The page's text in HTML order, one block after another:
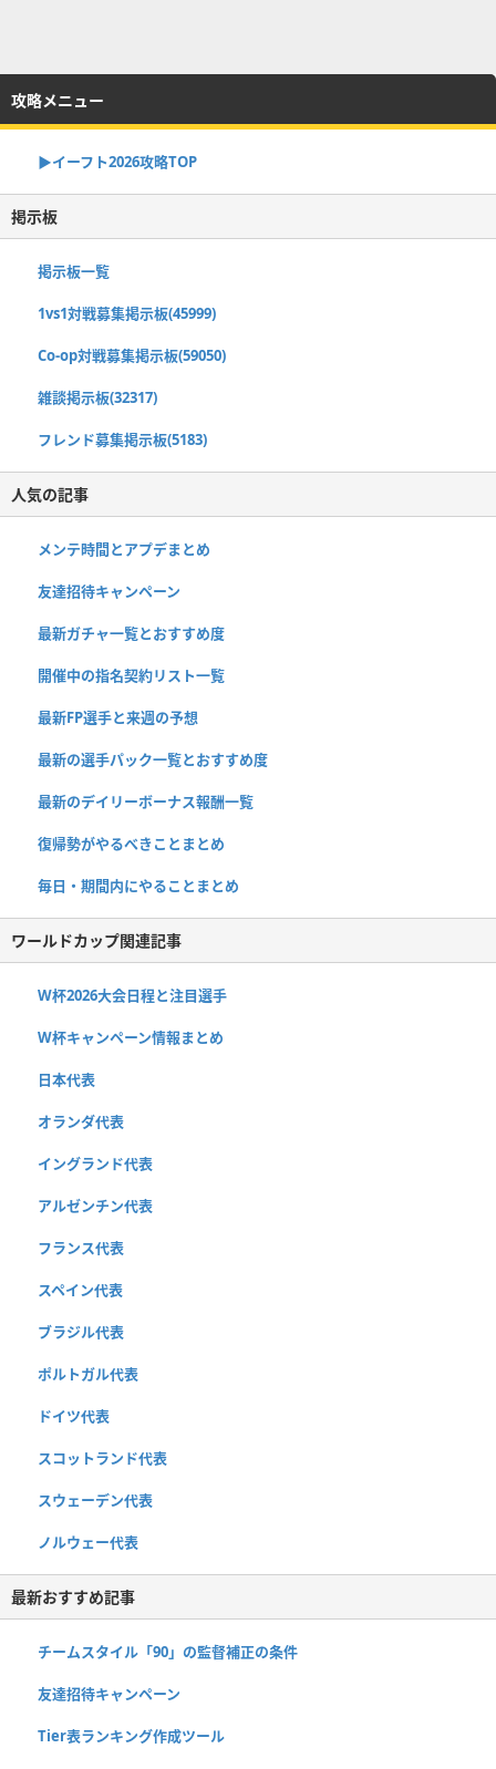
攻略メニュー
▶イーフト2026攻略TOP
掲示板
掲示板一覧
1vs1対戦募集掲示板(45999)
Co-op対戦募集掲示板(59050)
雑談掲示板(32317)
フレンド募集掲示板(5183)
人気の記事
メンテ時間とアプデまとめ
友達招待キャンペーン
最新ガチャ一覧とおすすめ度
開催中の指名契約リスト一覧
最新FP選手と来週の予想
最新の選手パック一覧とおすすめ度
最新のデイリーボーナス報酬一覧
復帰勢がやるべきことまとめ
毎日・期間内にやることまとめ
ワールドカップ関連記事
W杯2026大会日程と注目選手
W杯キャンペーン情報まとめ
日本代表
オランダ代表
イングランド代表
アルゼンチン代表
フランス代表
スペイン代表
ブラジル代表
ポルトガル代表
ドイツ代表
スコットランド代表
スウェーデン代表
ノルウェー代表
最新おすすめ記事
チームスタイル「90」の監督補正の条件
友達招待キャンペーン
Tier表ランキング作成ツール